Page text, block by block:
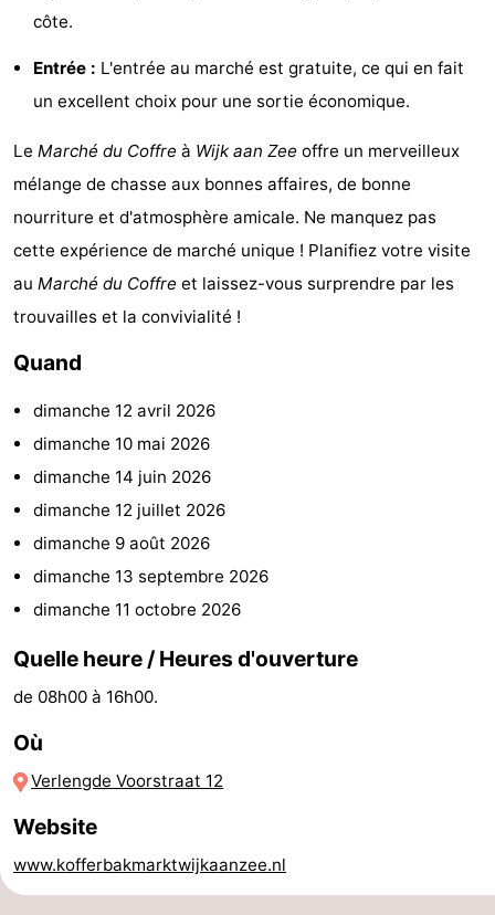
Stationnement
Adresses
Médicales
Région
Hollande-
Septentrionale
Nature
Schoorlse
Duinen
-
Bergen
aan
Zee
-
Bergen
-
Alkmaar
-
Egmond
aan
Zee
-
Noordhollands
duinreservaat
-
Nature
Zuid-
Kennermerland
-
Amsterdam
-
Haarlem
-
Leiden
Bollenstreek
côte.
Entrée : L'entrée au marché est gratuite, ce qui en fait
un excellent choix pour une sortie économique.
Le Marché du Coffre à Wijk aan Zee offre un merveilleux
mélange de chasse aux bonnes affaires, de bonne
nourriture et d'atmosphère amicale. Ne manquez pas
cette expérience de marché unique ! Planifiez votre visite
au Marché du Coffre et laissez-vous surprendre par les
trouvailles et la convivialité !
Quand
dimanche 12 avril 2026
dimanche 10 mai 2026
dimanche 14 juin 2026
dimanche 12 juillet 2026
dimanche 9 août 2026
dimanche 13 septembre 2026
dimanche 11 octobre 2026
Quelle heure / Heures d'ouverture
de 08h00 à 16h00.
Où
Verlengde Voorstraat 12
Website
www.kofferbakmarktwijkaanzee.nl